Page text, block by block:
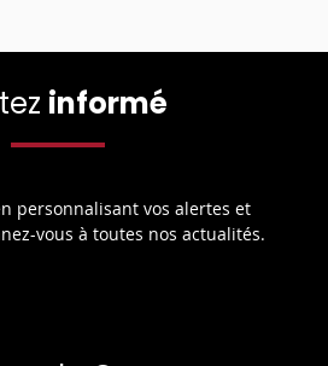
informé
personnalisant vos alertes et
vous à toutes nos actualités.